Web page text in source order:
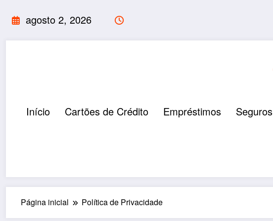
para
conteúdo
agosto 2, 2026
Início Cartões de Crédito Empréstimos Seguros
Página inicial Política de Privacidade